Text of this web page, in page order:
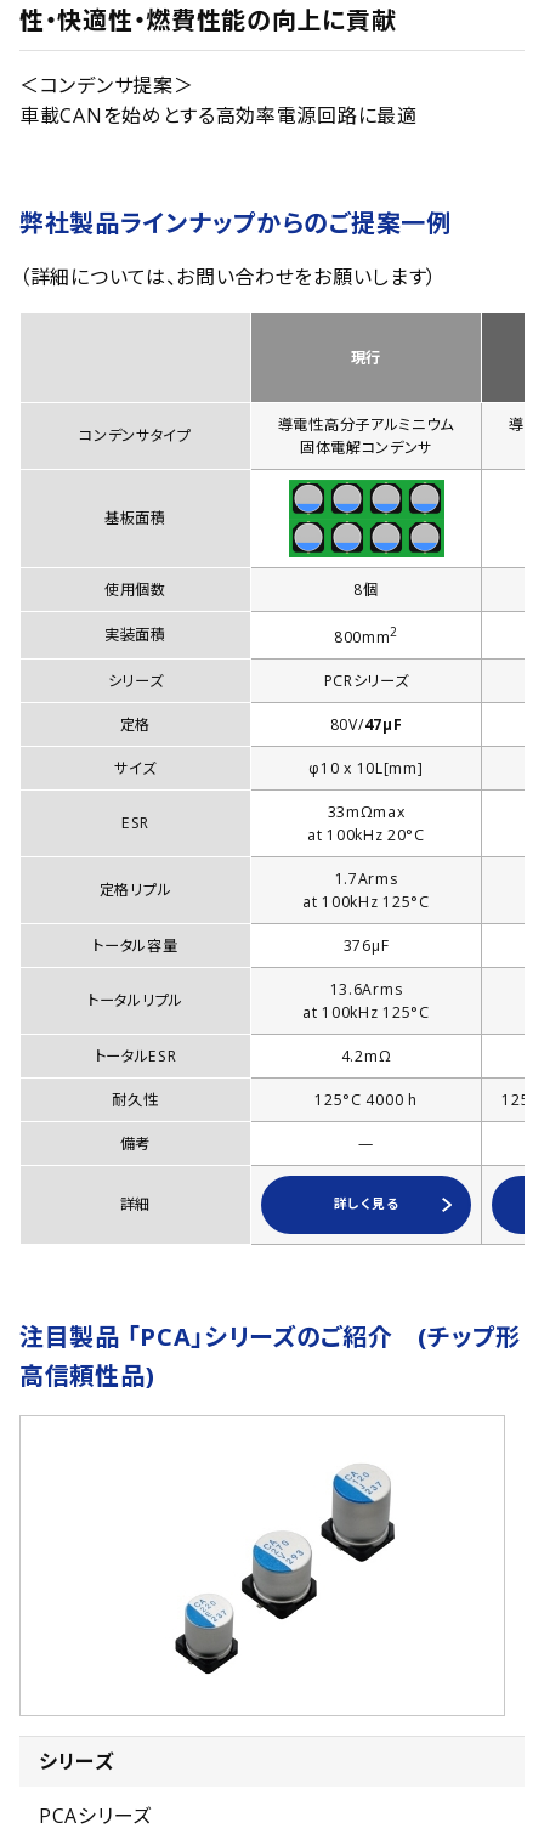
性・快適性・燃費性能の向上に貢献
＜コンデンサ提案＞
車載CANを始めとする高効率電源回路に最適
弊社製品ラインナップからのご提案一例
（詳細については、お問い合わせをお願いします）
現行
コンデンサタイプ
導電性高分子アルミニウム
固体電解コンデンサ
導電
基板面積
使用個数 8個
実装面積 800mm2
シリーズ PCRシリーズ
定格 80V/47µF
サイズ φ10 x 10L[mm]
ESR
33mΩmax
at 100kHz 20°C
定格リプル
1.7Arms
at 100kHz 125°C
トータル容量 376µF
トータルリプル
13.6Arms
at 100kHz 125°C
トータルESR 4.2mΩ
耐久性 125°C 4000 h
備考 —
詳細 詳しく見る
注目製品 「PCA」シリーズのご紹介 (チップ形
高信頼性品)
シリーズ
PCAシリーズ